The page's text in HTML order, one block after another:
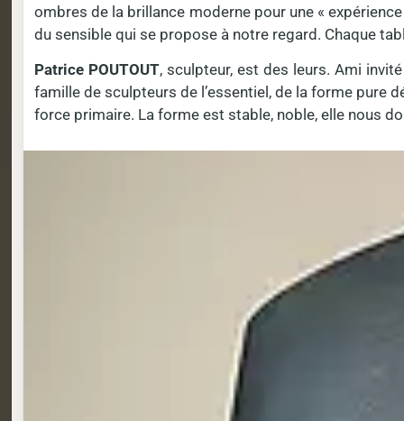
ombres de la brillance moderne pour une «
du sensible qui se propose à notre regard. Chaque
Patrice POUTOUT, sculpteur, est des leurs. Ami
famille de sculpteurs de l’essentiel, de la forme pure
force primaire. La forme est stable, noble, elle nous